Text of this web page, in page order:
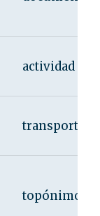
actividad
transporte
topónimo